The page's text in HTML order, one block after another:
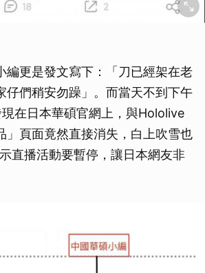
編更是發文寫下：「刀已經架在老
仔們稍安勿躁」。而當天不到下午
在日本華碩官網上，與Hololive
」頁面竟然直接消失，白上吹雪也
直播活動要暫停，讓日本網友非